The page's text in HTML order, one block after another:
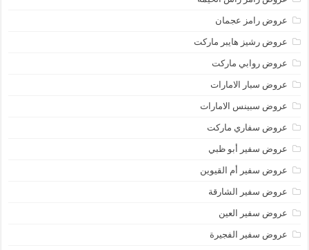
عروض رامز عجمان
عروض رشيز هايبر ماركت
عروض روابي ماركت
عروض سبار الامارات
عروض سبينس الامارات
عروض سفاري ماركت
عروض سفير أبو ظبي
عروض سفير أم القيوين
عروض سفير الشارقة
عروض سفير العين
عروض سفير الفجيرة